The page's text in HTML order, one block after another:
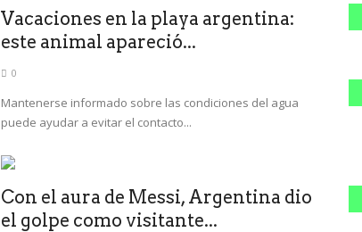
Vacaciones en la playa argentina:
este animal apareció...
0
Mantenerse informado sobre las condiciones del agua
puede ayudar a evitar el contacto...
Con el aura de Messi, Argentina dio
el golpe como visitante...